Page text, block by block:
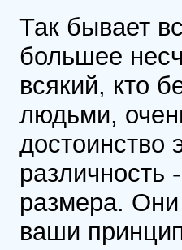
Так бывает
большее
всякий, кто
людьми,
достоинство
различность
размера.
ваши